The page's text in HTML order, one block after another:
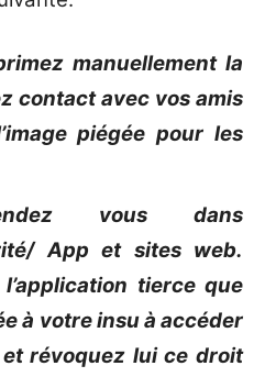
manuellement la
contact avec vos amis
piégée pour les
vous dans
App et sites web.
tierce que
à votre insu à accéder
révoquez lui ce droit